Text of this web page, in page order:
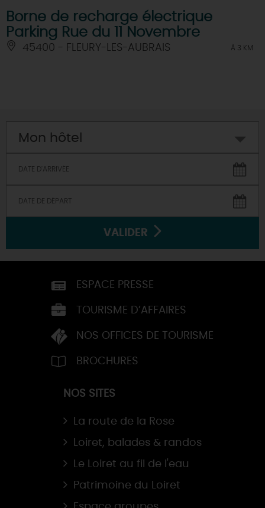
Borne de recharge électrique
Parking Rue du 11 Novembre
45400 - FLEURY-LES-AUBRAIS À 3 KM
Mon hôtel
VALIDER
ESPACE PRESSE
TOURISME D’AFFAIRES
NOS OFFICES DE TOURISME
BROCHURES
NOS SITES
La route de la Rose
Loiret, balades & randos
Le Loiret au fil de l'eau
Patrimoine du Loiret